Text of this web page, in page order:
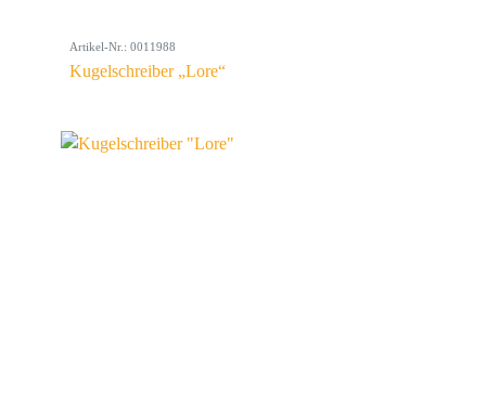
Artikel-Nr.: 0011988
Kugelschreiber „Lore“